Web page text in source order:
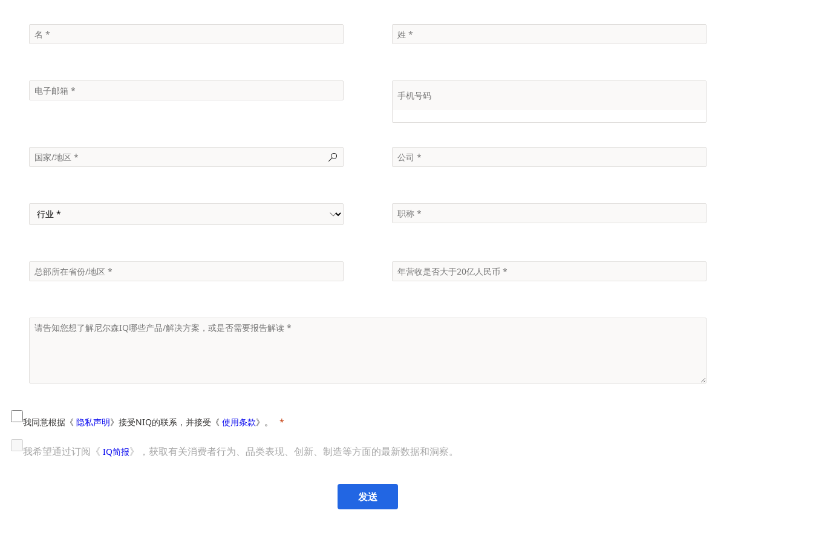
我同意根据《 隐私声明》接受NIQ的联系，并接受《 使用条款》。
我希望通过订阅《 IQ简报》，获取有关消费者行为、品类表现、创新、制造等方面的最新数据和洞察。
发送